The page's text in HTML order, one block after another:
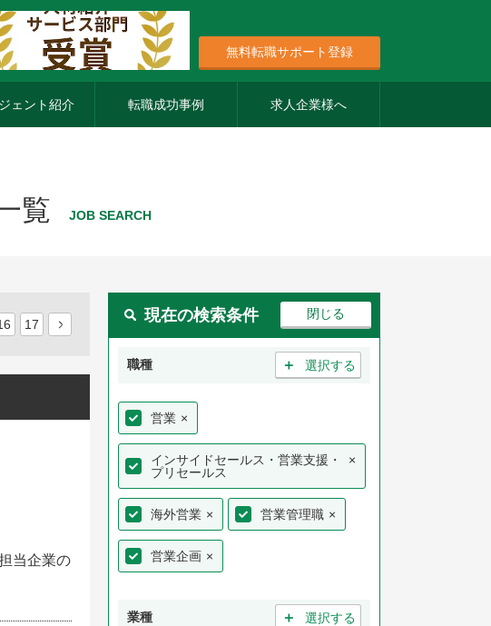
無料転職サポート登録
ェント紹介 転職成功事例 求人企業様へ
覧 JOB SEARCH
17
当企業の
現在の検索条件
職種 ＋ 選択する
営業 ×
インサイドセールス・営業支援・
プリセールス
×
海外営業 × 営業管理職 ×
営業企画 ×
業種 ＋ 選択する